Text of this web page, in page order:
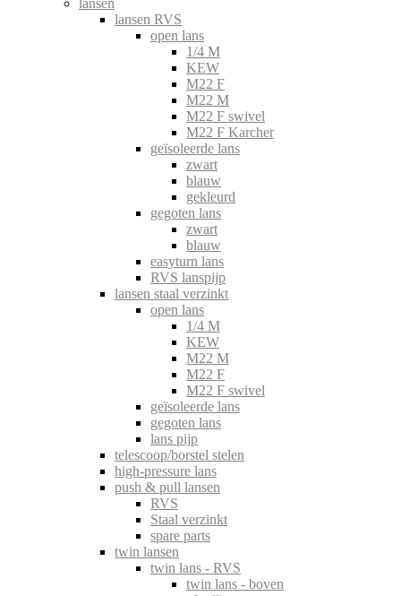
lansen
lansen RVS
open lans
1/4 M
KEW
M22 F
M22 M
M22 F swivel
M22 F Karcher
geïsoleerde lans
zwart
blauw
gekleurd
gegoten lans
zwart
blauw
easyturn lans
RVS lanspijp
lansen staal verzinkt
open lans
1/4 M
KEW
M22 M
M22 F
M22 F swivel
geïsoleerde lans
gegoten lans
lans pijp
telescoop/borstel stelen
high-pressure lans
push & pull lansen
RVS
Staal verzinkt
spare parts
twin lansen
twin lans - RVS
twin lans - boven